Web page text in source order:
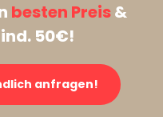
besten Preis&
50€!
anfragen!